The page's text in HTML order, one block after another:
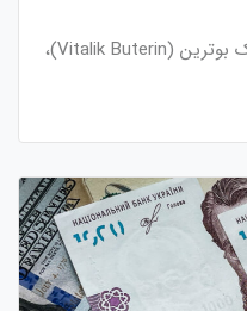
روز گذشته، بنیانگذار اتریوم، ویتالیک بوترین (Vitalik Buterin)،